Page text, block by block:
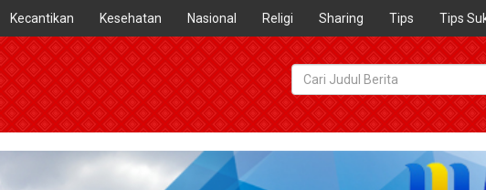
Kecantikan Kesehatan Nasional Religi Sharing Tips Tips